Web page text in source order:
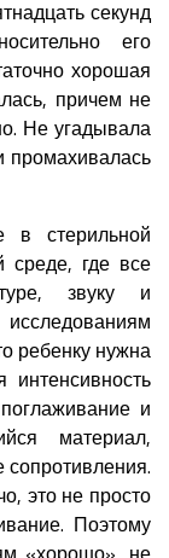
секунд
его
хорошая
причем не
Не угадывала
промахивалась
в стерильной
среде, где все
звуку и
ребенку нужна
интенсивность
и
материал,
это не просто
Поэтому